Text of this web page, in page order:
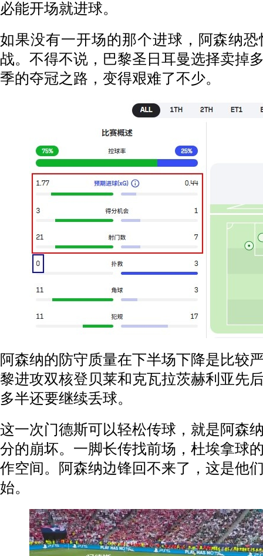
必能开场就进球。
如果没有一开场的那个进球，阿森纳
战。不得不说，巴黎圣日耳曼选择卖掉
季的夺冠之路，变得艰难了不少。
阿森纳的防守质量在下半场下降是比较
黎进攻双核登贝莱和克瓦拉茨赫利亚先
多半还要继续丢球。
这一次门德斯可以轻松传球，就是阿森
分的崩坏。一脚长传找前场，杜埃拿球
作空间。阿森纳边锋回不来了，这是他
始。